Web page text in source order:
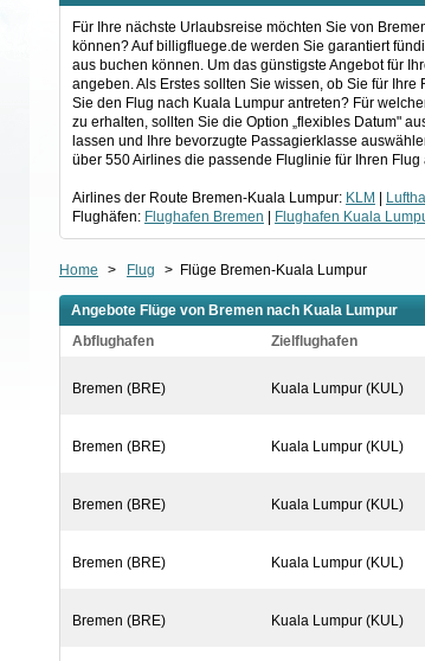
Für Ihre nächste Urlaubsreise möchten Sie von
können? Auf billigfluege.de werden Sie garantiert
aus buchen können. Um das günstigste Angebot für
angeben. Als Erstes sollten Sie wissen, ob Sie für
Sie den Flug nach Kuala Lumpur antreten? Für
zu erhalten, sollten Sie die Option „flexibles Datum"
lassen und Ihre bevorzugte Passagierklasse
über 550 Airlines die passende Fluglinie für Ihren
Airlines der Route Bremen-Kuala Lumpur: KLM
Flughäfen: Flughafen Bremen Flughafen Kuala
Home > Flug > Flüge Bremen-Kuala Lumpur
Angebote Flüge von Bremen nach Kuala Lumpur
Abflughafen
Zielflughafen
Bremen (BRE) Kuala Lumpur (KUL)
Bremen (BRE) Kuala Lumpur (KUL)
Bremen (BRE) Kuala Lumpur (KUL)
Bremen (BRE) Kuala Lumpur (KUL)
Bremen (BRE) Kuala Lumpur (KUL)